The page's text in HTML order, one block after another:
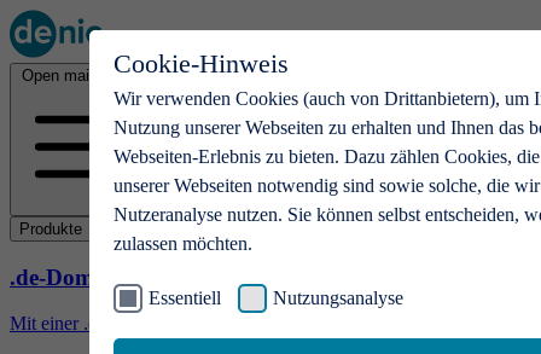
Cookie-Hinweis
Wir verwenden Cookies (auch von Drittanbietern), um
Nutzung unserer Webseiten zu erhalten und Ihnen das
Webseiten-Erlebnis zu bieten. Dazu zählen Cookies,
unserer Webseiten notwendig sind sowie solche, die
Nutzeranalyse nutzen. Sie können selbst entscheiden,
zulassen möchten.
Essentiell Nutzungsanalyse
Open main menu
Produkte
.de-Domains
Mit einer .de-Domain erhalten Ideen eine Bühne